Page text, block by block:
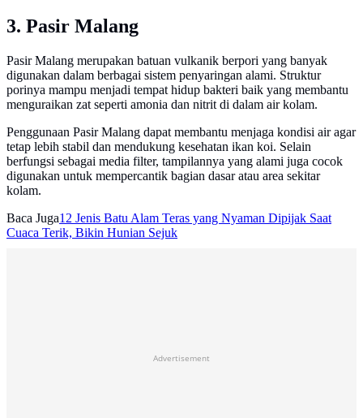
3. Pasir Malang
Pasir Malang merupakan batuan vulkanik berpori yang banyak
digunakan dalam berbagai sistem penyaringan alami. Struktur
porinya mampu menjadi tempat hidup bakteri baik yang membantu
menguraikan zat seperti amonia dan nitrit di dalam air kolam.
Penggunaan Pasir Malang dapat membantu menjaga kondisi air agar
tetap lebih stabil dan mendukung kesehatan ikan koi. Selain
berfungsi sebagai media filter, tampilannya yang alami juga cocok
digunakan untuk mempercantik bagian dasar atau area sekitar
kolam.
Baca Juga12 Jenis Batu Alam Teras yang Nyaman Dipijak Saat
Cuaca Terik, Bikin Hunian Sejuk
Advertisement